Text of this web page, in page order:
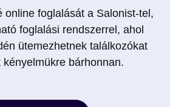
online foglalását a Salonist-tel,
foglalási rendszerrel, ahol
ütemezhetnek találkozókat
kényelmükre bárhonnan.